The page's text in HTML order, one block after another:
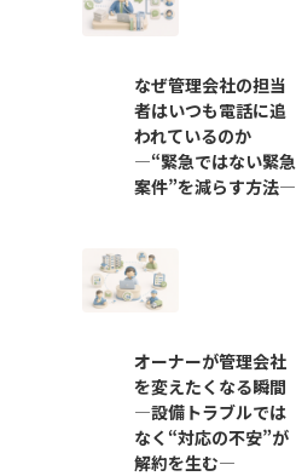
なぜ管理会社の担当
者はいつも電話に追
われているのか
―“緊急ではない緊急
案件”を減らす方法―
オーナーが管理会社
を変えたくなる瞬間
―設備トラブルでは
なく“対応の不安”が
解約を生む―